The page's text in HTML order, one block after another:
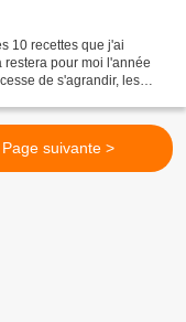
10 recettes que j'ai
pour moi l'année
de s'agrandir, les
Page suivante >